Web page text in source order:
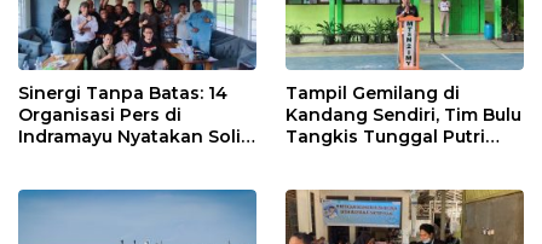
Sinergi Tanpa Batas: 14
Organisasi Pers di
Indramayu Nyatakan Solid
Tampil Gemilang di
Kandang Sendiri, Tim Bulu
Tangkis Tunggal Putri
Jatibarang 2026